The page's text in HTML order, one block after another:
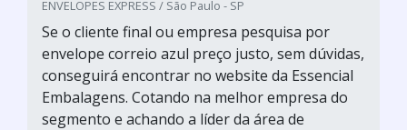
ENVELOPES EXPRESS / São Paulo - SP
Se o cliente final ou empresa pesquisa por
envelope correio azul preço justo, sem dúvidas,
conseguirá encontrar no website da Essencial
Embalagens. Cotando na melhor empresa do
segmento e achando a líder da área de